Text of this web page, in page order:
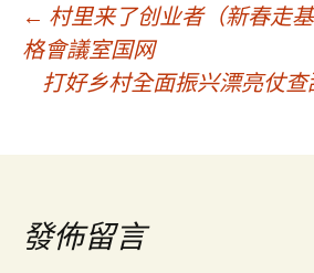
文
章
導
覽
← 村里来了创业者（新春走
格會議室国网
打好乡村全面振兴漂亮仗
發佈留言